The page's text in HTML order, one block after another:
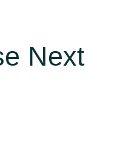
Next